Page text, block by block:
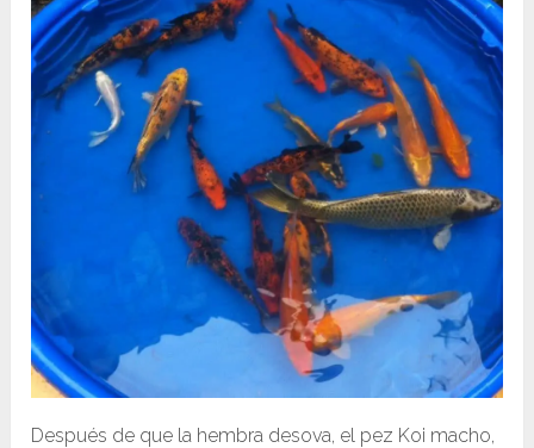
Después de que la hembra desova, el pez Koi macho,